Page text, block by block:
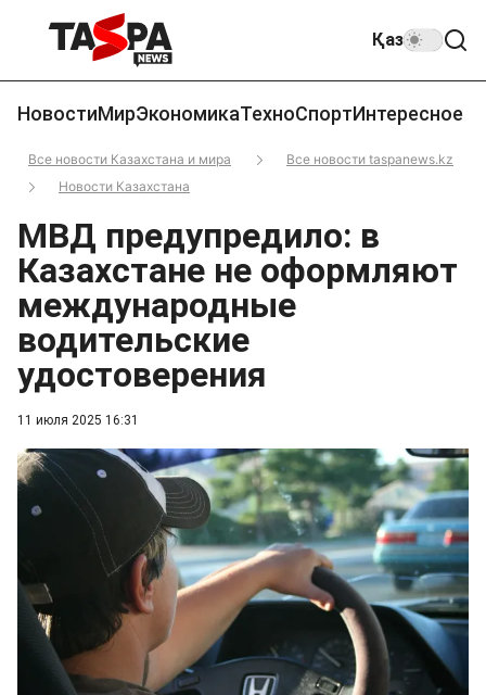
Қаз
НовостиМирЭкономикаТехноСпортИнтересное
Все новости Казахстана и мира
Все новости taspanews.kz
Новости Казахстана
11 июля 2025 16:31
МВД предупредило: в
Казахстане не оформляют
международные
водительские
удостоверения